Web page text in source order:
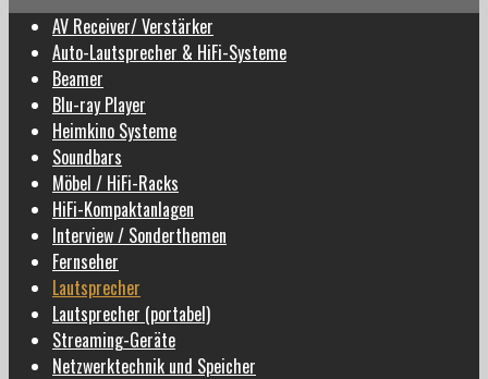
AV Receiver/ Verstärker
Auto-Lautsprecher & HiFi-Systeme
Beamer
Blu-ray Player
Heimkino Systeme
Soundbars
Möbel / HiFi-Racks
HiFi-Kompaktanlagen
Interview / Sonderthemen
Fernseher
Lautsprecher
Lautsprecher (portabel)
Streaming-Geräte
Netzwerktechnik und Speicher